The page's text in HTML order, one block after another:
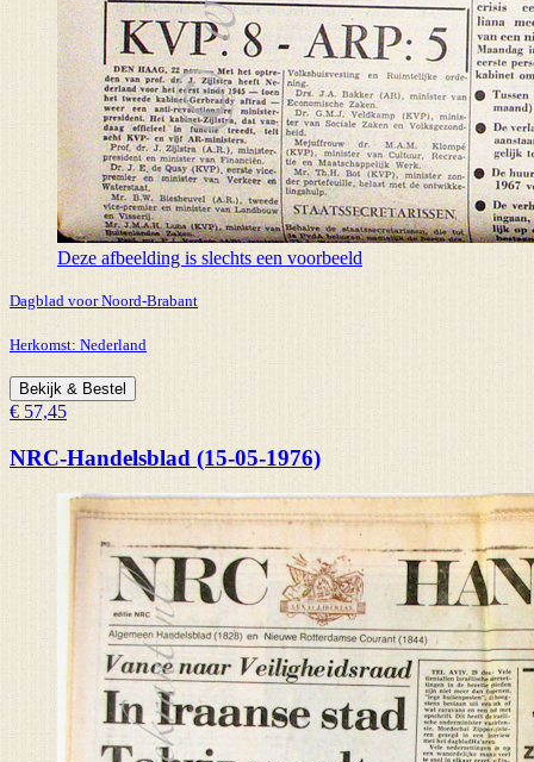
Deze afbeelding is slechts een voorbeeld
Dagblad voor Noord-Brabant
Herkomst: Nederland
Bekijk & Bestel
€ 57,45
NRC-Handelsblad (15-05-1976)